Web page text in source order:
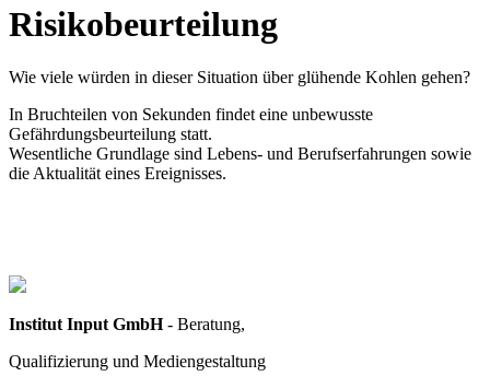
Risikobeurteilung
Wie viele würden in dieser Situation über glühende Kohlen gehen?
In Bruchteilen von Sekunden findet eine unbewusste
Gefährdungsbeurteilung statt.
Wesentliche Grundlage sind Lebens- und Berufserfahrungen sowie
die Aktualität eines Ereignisses.
Institut Input GmbH- Beratung,
Qualifizierung und Mediengestaltung